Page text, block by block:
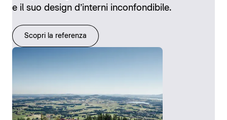
e il suo design d’interni inconfondibile.
Scopri la referenza